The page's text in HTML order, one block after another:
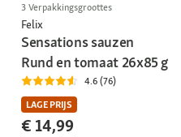
3 Verpakkingsgroottes
Felix
Sensations sauzen
Rund en tomaat 26x85 g
4.6 (76)
LAGE PRIJS
€ 14,99